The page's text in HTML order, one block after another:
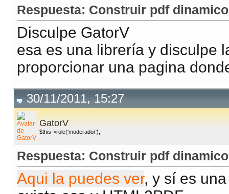
Respuesta: Construir pdf
Disculpe GatorV
esa es una librería y disculpe
proporcionar una pagina
30/11/2011, 15:27
GatorV
$this->role('moderador');
Respuesta: Construir pdf
Aqui la puedes ver, y sí es